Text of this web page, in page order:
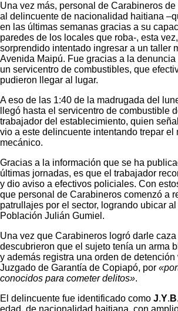
Una vez más, personal de Carabineros
al delincuente de nacionalidad haitiana
en las últimas semanas gracias a su
paredes de los locales que roba-, esta
sorprendido intentado ingresar a un taller
Avenida Maipú. Fue gracias a la
un servicentro de combustibles, que
pudieron llegar al lugar.
A eso de las 1:40 de la madrugada del
llegó hasta el servicentro de combustible
trabajador del establecimiento, quien
vio a este delincuente intentando trepar el
mecánico.
Gracias a la información que se ha
últimas jornadas, es que el trabajador
y dio aviso a efectivos policiales. Con
que personal de Carabineros comenzó a
patrullajes por el sector, logrando ubicar
Población Julián Gumiel.
Una vez que Carabineros logró darle
descubrieron que el sujeto tenía un arma
y además registra una orden de detención
Juzgado de Garantía de Copiapó, por
conocidos para cometer delitos».
El delincuente fue identificado como J.Y. B